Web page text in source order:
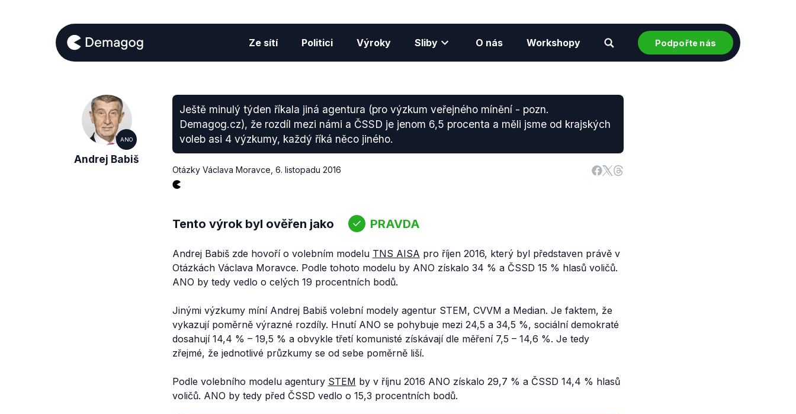
Ze sítí Politici Výroky Sliby O nás Workshopy Podpořte nás
ANO
Andrej Babiš
Ještě minulý týden říkala jiná agentura (pro výzkum veřejného mínění - pozn.
Demagog.cz), že rozdíl mezi námi a ČSSD je jenom 6,5 procenta a měli jsme od krajských
voleb asi 4 výzkumy, každý říká něco jiného.
Otázky Václava Moravce 6. listopadu 2016
Tento výrok byl ověřen jako PRAVDA
Andrej Babiš zde hovoří o volebním modelu TNS AISA pro říjen 2016, který byl představen právě v
Otázkách Václava Moravce. Podle tohoto modelu by ANO získalo 34 % a ČSSD 15 % hlasů voličů.
ANO by tedy vedlo o celých 19 procentních bodů.
Jinými výzkumy míní Andrej Babiš volební modely agentur STEM, CVVM a Median. Je faktem, že
vykazují poměrně výrazné rozdíly. Hnutí ANO se pohybuje mezi 24,5 a 34,5 %, sociální demokraté
dosahují 14,4 % – 19,5 % a obvykle třetí komunisté získávají dle měření 7,5 – 14,6 %. Je tedy
zřejmé, že jednotlivé průzkumy se od sebe poměrně liší.
Podle volebního modelu agentury STEM by v říjnu 2016 ANO získalo 29,7 % a ČSSD 14,4 % hlasů
voličů. ANO by tedy před ČSSD vedlo o 15,3 procentních bodů.